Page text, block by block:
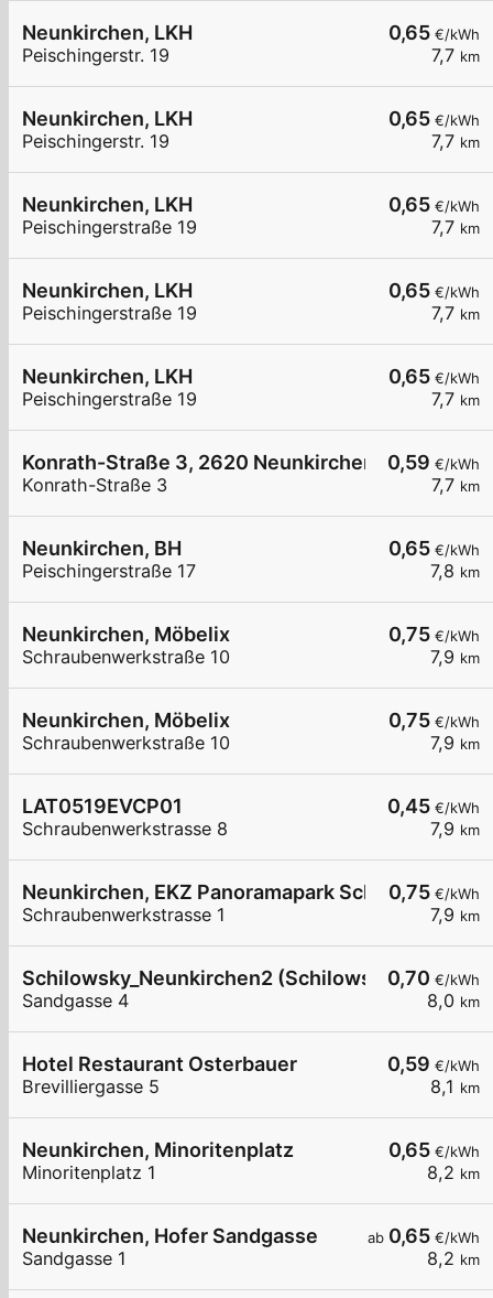
0,65 €/kWh
7,7 km
Neunkirchen, LKH
Peischingerstr. 19
0,65 €/kWh
7,7 km
Neunkirchen, LKH
Peischingerstr. 19
0,65 €/kWh
7,7 km
Neunkirchen, LKH
Peischingerstraße 19
0,65 €/kWh
7,7 km
Neunkirchen, LKH
Peischingerstraße 19
0,65 €/kWh
7,7 km
Neunkirchen, LKH
Peischingerstraße 19
0,59 €/kWh
7,7 km
Konrath-Straße 3, 2620 Neunkirchen
Konrath-Straße 3
0,65 €/kWh
7,8 km
Neunkirchen, BH
Peischingerstraße 17
0,75 €/kWh
7,9 km
Neunkirchen, Möbelix
Schraubenwerkstraße 10
0,75 €/kWh
7,9 km
Neunkirchen, Möbelix
Schraubenwerkstraße 10
0,45 €/kWh
7,9 km
LAT0519EVCP01
Schraubenwerkstrasse 8
0,75 €/kWh
7,9 km
Neunkirchen, EKZ Panoramapark
Schraubenwerkstrasse 1
0,70 €/kWh
8,0 km
Schilowsky_Neunkirchen2 (Schilowsky
Sandgasse 4
0,59 €/kWh
8,1 km
Hotel Restaurant Osterbauer
Brevilliergasse 5
0,65 €/kWh
8,2 km
Neunkirchen, Minoritenplatz
Minoritenplatz 1
ab 0,65 €/kWh
8,2 km
Neunkirchen, Hofer Sandgasse
Sandgasse 1